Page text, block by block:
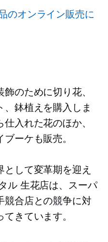
のオンライン販売に
のために切り花、
、鉢植えを購入しま
入れた花のほか、
ーケも販売。
して変革期を迎え
ル生花店は、スーパ
競合店との競争に対
きています。